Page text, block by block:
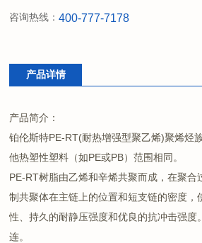
咨询热线：400-777-7178
产品详情
产品简介：
铂伦斯特PE-RT(耐热增强型聚乙烯)聚烯烃
他热塑性塑料（如PE或PB）范围相同。
PE-RT树脂由乙烯和辛烯共聚而成，在聚合
制共聚体在主链上的位置和短支链的密度，
性、持久的耐静压强度和优良的抗冲击强度
连。